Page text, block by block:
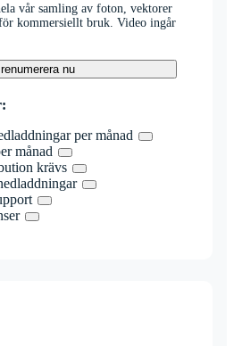
vår samling av foton, vektorer
kommersiellt bruk. Video ingår
nu
per månad
månad
krävs